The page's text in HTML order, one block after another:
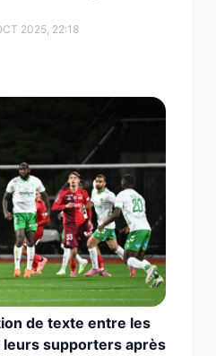
2025, 22:18
de texte entre les
leurs supporters après